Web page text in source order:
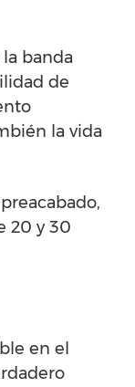
banda
de
la vida
20 y 30
en el